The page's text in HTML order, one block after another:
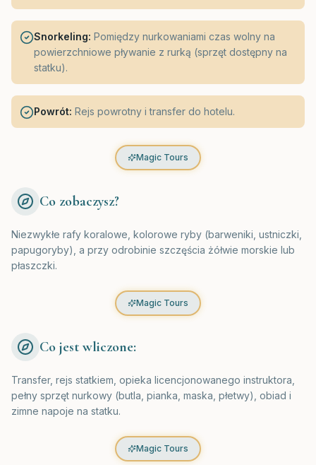
Snorkeling: Pomiędzy nurkowaniami czas wolny na
powierzchniowe pływanie z rurką (sprzęt dostępny na
statku).
Powrót: Rejs powrotny i transfer do hotelu.
Magic Tours
Co zobaczysz?
Niezwykłe rafy koralowe, kolorowe ryby (barweniki, ustniczki,
papugoryby), a przy odrobinie szczęścia żółwie morskie lub
płaszczki.
Magic Tours
Co jest wliczone:
Transfer, rejs statkiem, opieka licencjonowanego instruktora,
pełny sprzęt nurkowy (butla, pianka, maska, płetwy), obiad i
zimne napoje na statku.
Magic Tours